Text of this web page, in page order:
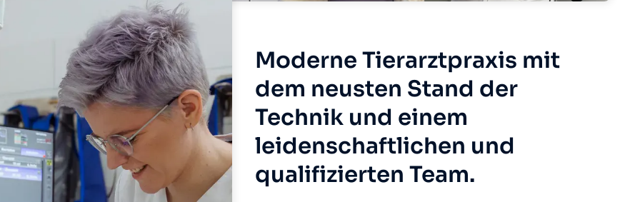
Moderne Tierarztpraxis mit
dem neusten Stand der
Technik und einem
leidenschaftlichen und
qualifizierten Team.